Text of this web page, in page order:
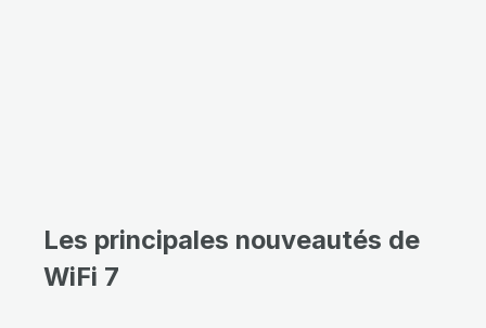
Les principales nouveautés de
WiFi 7